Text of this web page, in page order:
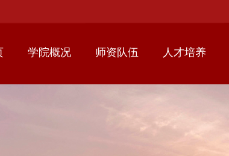
学院概况 师资队伍 人才培养